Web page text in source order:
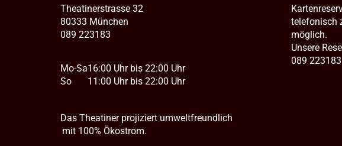
Theatinerstrasse 32
80333 München
089 223183
Mo-Sa
So
16:00 Uhr bis 22:00 Uhr
11:00 Uhr bis 22:00 Uhr
Das Theatiner projiziert umweltfreundlich
mit 100% Ökostrom.
telefonisch
möglich.
Unsere
089 223183